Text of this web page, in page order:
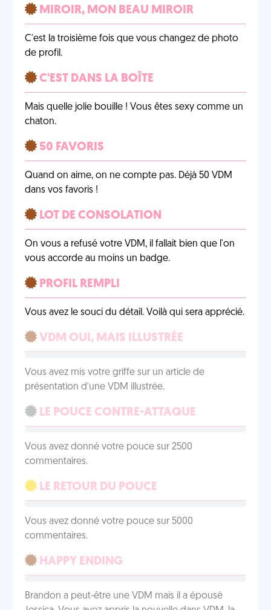
MIROIR, MON BEAU MIROIR
C'est la troisième fois que vous changez de photo
de profil.
C'EST DANS LA BOÎTE
Mais quelle jolie bouille ! Vous êtes sexy comme un
chaton.
50 FAVORIS
Quand on aime, on ne compte pas. Déjà 50 VDM
dans vos favoris !
LOT DE CONSOLATION
On vous a refusé votre VDM, il fallait bien que l'on
vous accorde au moins un badge.
PROFIL REMPLI
Vous avez le souci du détail. Voilà qui sera apprécié.
VDM OUI, MAIS ILLUSTRÉE
Vous avez mis votre griffe sur un article de
présentation d'une VDM illustrée.
LE POUCE CONTRE-ATTAQUE
Vous avez donné votre pouce sur 2500
commentaires.
LE RETOUR DU POUCE
Vous avez donné votre pouce sur 5000
commentaires.
HAPPY ENDING
Brandon a peut-être une VDM mais il a épousé